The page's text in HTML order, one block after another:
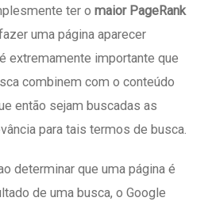
ter o maior PageRank
uma página aparecer
extremamente importante que
combinem com o conteúdo
então sejam buscadas as
para tais termos de busca.
determinar que uma página é
de uma busca, o Google